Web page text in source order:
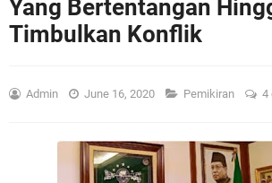
Yang Bertentangan
Timbulkan Konflik
Admin June 16, 2020 Pemikiran 4